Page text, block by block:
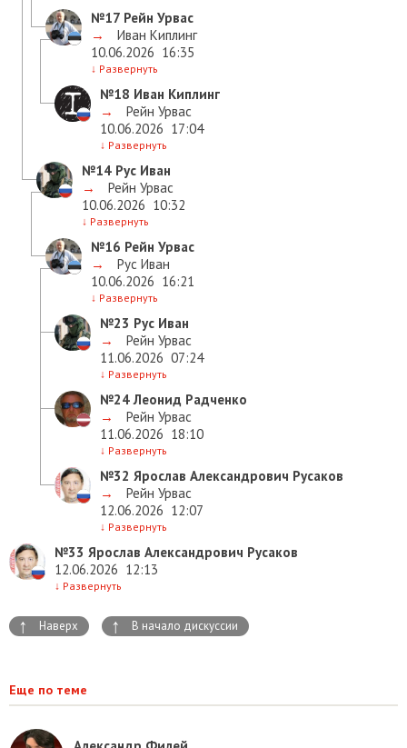
№17 Рейн Урвас
→
Иван Киплинг
10.06.2026 16:35
↓ Развернуть
№18 Иван Киплинг
→
Рейн Урвас
10.06.2026 17:04
↓ Развернуть
№14 Рус Иван
→
Рейн Урвас
10.06.2026 10:32
↓ Развернуть
№16 Рейн Урвас
→
Рус Иван
10.06.2026 16:21
↓ Развернуть
№23 Рус Иван
→
Рейн Урвас
11.06.2026 07:24
↓ Развернуть
№24Леонид Радченко
→
Рейн Урвас
11.06.2026 18:10
↓ Развернуть
№32 Ярослав Александрович Русаков
→
Рейн Урвас
12.06.2026 12:07
↓ Развернуть
№33 Ярослав Александрович Русаков
12.06.2026 12:13
↓ Развернуть
↑ Наверх ↑ В начало дискуссии
Еще по теме